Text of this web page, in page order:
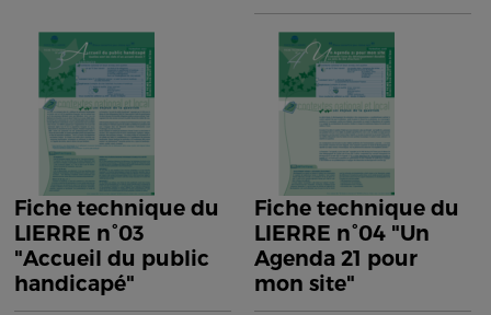
Fiche technique du
LIERRE n°03
"Accueil du public
handicapé"
Fiche technique du
LIERRE n°04 "Un
Agenda 21 pour
mon site"